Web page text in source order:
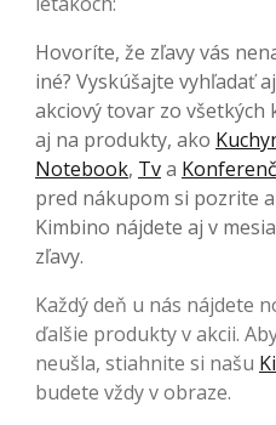
Hovoríte, že zľavy vás
iné? Vyskúšajte vyhľadať
akciový tovar zo všetkých
aj na produkty, ako
Notebook, Tva
pred nákupom si pozrite
Kimbino nájdete aj v
zľavy.
Každý deň u nás nájdete
ďalšie produkty v akcii.
neušla, stiahnite si našu
budete vždy v obraze.